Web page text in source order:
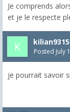
Je comprends
et je le respecte
Posted July
je pourrait savoir